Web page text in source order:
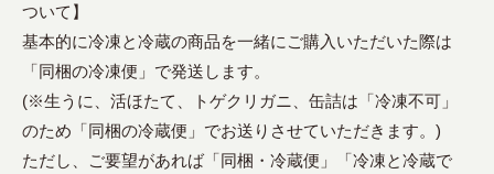
ついて】
基本的に冷凍と冷蔵の商品を一緒にご購入いただいた際は
「同梱の冷凍便」で発送します。
(※生うに、活ほたて、トゲクリガニ、缶詰は「冷凍不可」
のため「同梱の冷蔵便」でお送りさせていただきます。)
ただし、ご要望があれば「同梱・冷蔵便」「冷凍と冷蔵で